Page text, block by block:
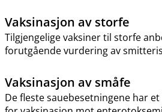
Vaksinasjon av storfe
Tilgjengelige vaksiner til storfe
forutgående vurdering av
Vaksinasjon av småfe
De fleste sauebesetningene har